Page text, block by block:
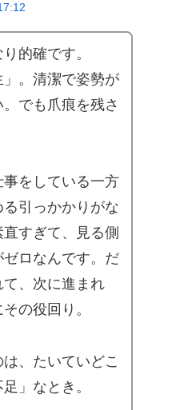
的確です。
。清潔で姿勢が
でも爪痕を残さ
をしている一方
引っかかりがな
すぎて、見る側
ロなんです。だ
、次に進まれ
の役回り。
、たいていどこ
」なとき。